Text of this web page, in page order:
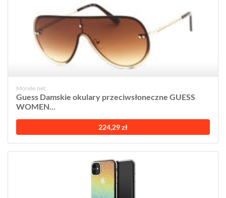
Morele.net
Guess Damskie okulary przeciwsłoneczne GUESS
WOMEN...
224,29 zł